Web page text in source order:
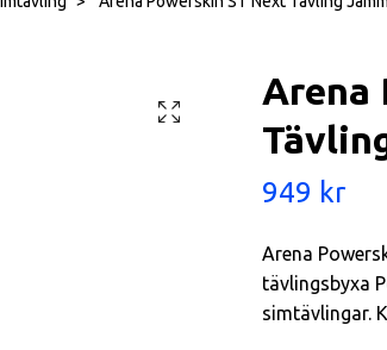
Arena
949 kr
Arena
tävlingsbyxa
simtävlingar.